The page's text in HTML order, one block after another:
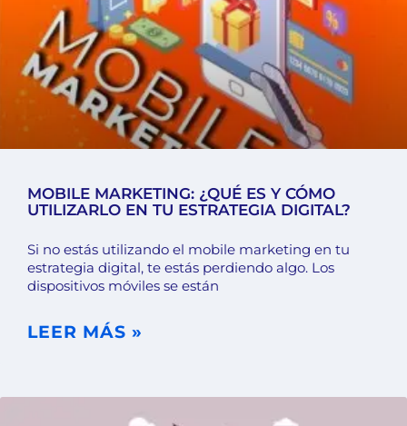
MOBILE MARKETING: ¿QUÉ ES Y CÓMO
UTILIZARLO EN TU ESTRATEGIA DIGITAL?
Si no estás utilizando el mobile marketing en tu
estrategia digital, te estás perdiendo algo. Los
dispositivos móviles se están
LEER MÁS »